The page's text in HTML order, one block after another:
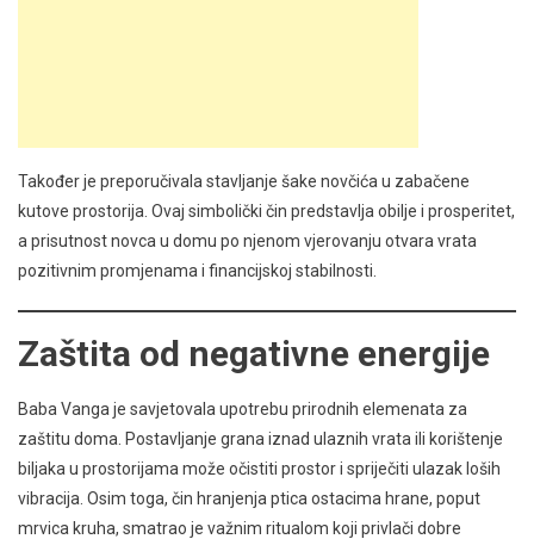
Također je preporučivala stavljanje šake novčića u zabačene
kutove prostorija. Ovaj simbolički čin predstavlja obilje i prosperitet,
a prisutnost novca u domu po njenom vjerovanju otvara vrata
pozitivnim promjenama i financijskoj stabilnosti.
Zaštita od negativne energije
Baba Vanga je savjetovala upotrebu prirodnih elemenata za
zaštitu doma. Postavljanje grana iznad ulaznih vrata ili korištenje
biljaka u prostorijama može očistiti prostor i spriječiti ulazak loših
vibracija. Osim toga, čin hranjenja ptica ostacima hrane, poput
mrvica kruha, smatrao je važnim ritualom koji privlači dobre